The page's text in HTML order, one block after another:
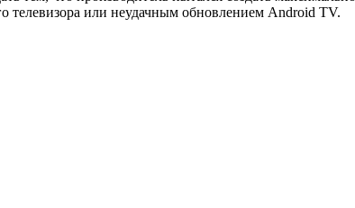
телевизора или неудачным обновлением Android TV.